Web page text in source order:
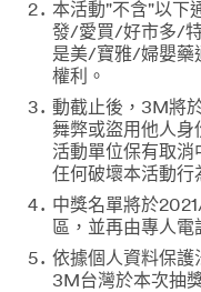
本活動"不含"以下
發/愛買/好市多/
是美/寶雅/婦嬰藥
權利。
動截止後，3M將
舞弊或盜用他人身
活動單位保有取
仼何破壞本活動行
中獎名單將於
區，並再由專人電
依據個人資料保護
3M台灣於本次抽